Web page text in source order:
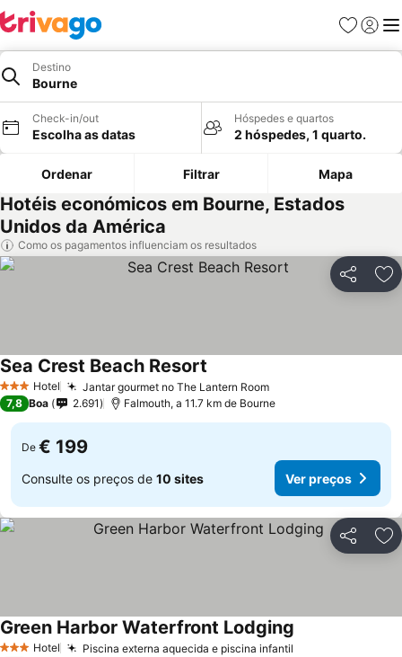
Favoritos
Iniciar
Destino
Bourne
Check-in/out
Escolha as datas
Hóspedes e quartos
2 hóspedes, 1 quarto.
Ordenar Filtrar Mapa
Hotéis económicos em Bourne, Estados
Unidos da América
Como os pagamentos influenciam os resultados
Partilhar
3 EstrelasHotel Jantar gourmet no The Lantern Room
Sea Crest Beach Resort
7,8 Boa 2.691 Falmouth, a 11.7 km de Bourne
De € 199
Consulte os preços de 10 sites Ver preços
Partilhar
3 EstrelasHotel Piscina externa aquecida e piscina infantil
Green Harbor Waterfront Lodging